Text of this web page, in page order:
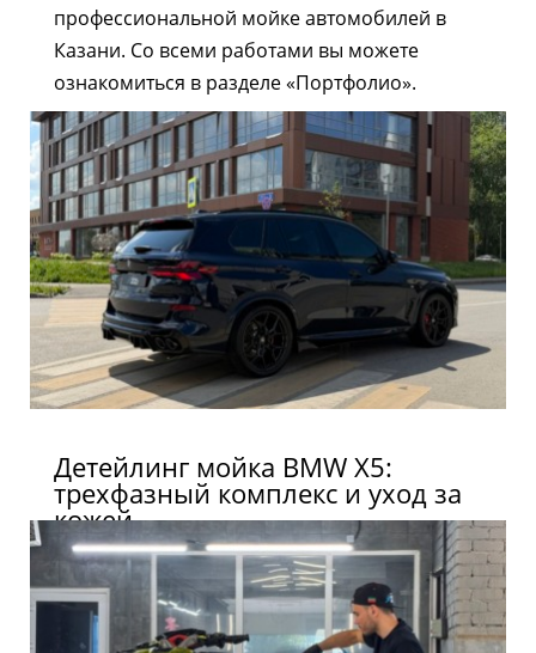
профессиональной мойке автомобилей в
Казани. Со всеми работами вы можете
ознакомиться в разделе «Портфолио».
Детейлинг мойка BMW X5:
трехфазный комплекс и уход за
кожей.